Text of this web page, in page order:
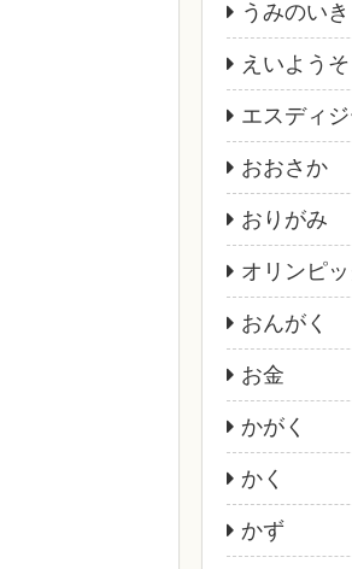
うみのい
えいようそ
エスディ
おおさか
おりがみ
オリンピッ
おんがく
お金
かがく
かく
かず